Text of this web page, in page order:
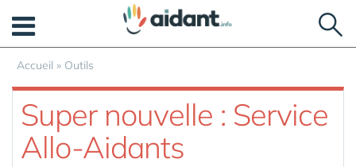
Accueil » Outils
Super nouvelle : Service
Allo-Aidants
Panneau de gestion des cookies